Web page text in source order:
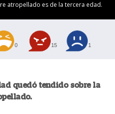
atropellado es de la tercera edad.
0 15 1
quedó tendido sobre la